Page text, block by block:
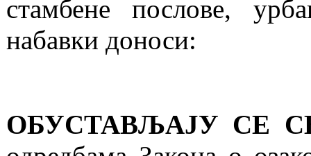
стамбене послове,
набавки доноси:
ОБУСТАВЉАЈУ СЕ